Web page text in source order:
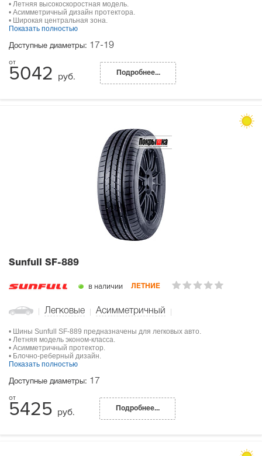
• Летняя высокоскоростная модель.
• Асимметричный дизайн протектора.
• Широкая центральная зона.
Показать полностью
Доступные диаметры: 17-19
5042 руб. Подробнее...
Sunfull SF-889
в наличии ЛЕТНИЕ
Легковые Асимметричный
• Шины Sunfull SF-889 предназначены для легковых авто.
• Летняя модель эконом-класса.
• Асимметричный протектор.
• Блочно-реберный дизайн.
Показать полностью
Доступные диаметры: 17
5425 руб. Подробнее...